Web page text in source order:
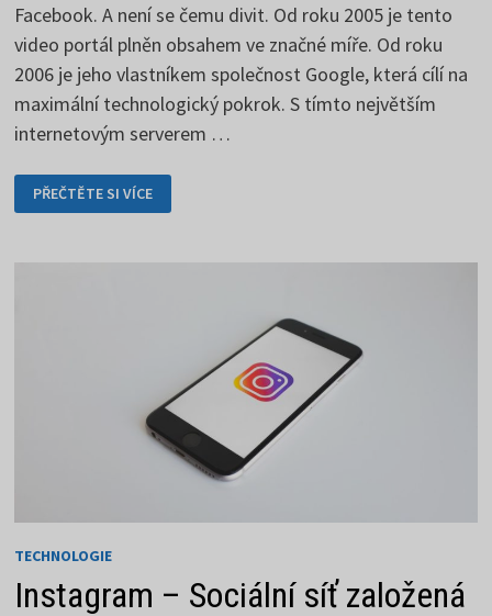
Facebook. A není se čemu divit. Od roku 2005 je tento
video portál plněn obsahem ve značné míře. Od roku
2006 je jeho vlastníkem společnost Google, která cílí na
maximální technologický pokrok. S tímto největším
internetovým serverem …
YOUTUBE
JDE
Z
PŘEČTĚTE SI VÍCE
TECHNOLOGIE
Instagram – Sociální síť založená